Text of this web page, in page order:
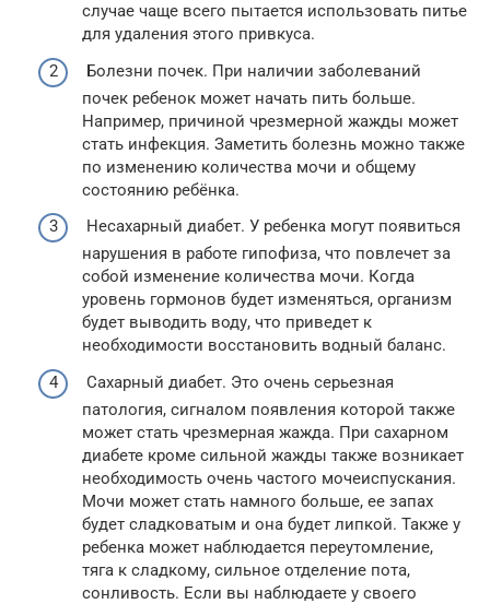
случае чаще всего пытается использовать питье
для удаления этого привкуса.
Болезни почек. При наличии заболеваний
почек ребенок может начать пить больше.
Например, причиной чрезмерной жажды может
стать инфекция. Заметить болезнь можно также
по изменению количества мочи и общему
состоянию ребёнка.
Несахарный диабет. У ребенка могут появиться
нарушения в работе гипофиза, что повлечет за
собой изменение количества мочи. Когда
уровень гормонов будет изменяться, организм
будет выводить воду, что приведет к
необходимости восстановить водный баланс.
Сахарный диабет. Это очень серьезная
патология, сигналом появления которой также
может стать чрезмерная жажда. При сахарном
диабете кроме сильной жажды также возникает
необходимость очень частого мочеиспускания.
Мочи может стать намного больше, ее запах
будет сладковатым и она будет липкой. Также у
ребенка может наблюдается переутомление,
тяга к сладкому, сильное отделение пота,
сонливость. Если вы наблюдаете у своего